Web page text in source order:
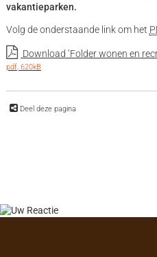
vakantieparken.
Volg de onderstaande link om het
Download ‘Folder wonen en
pdf, 620kB
Deel deze pagina